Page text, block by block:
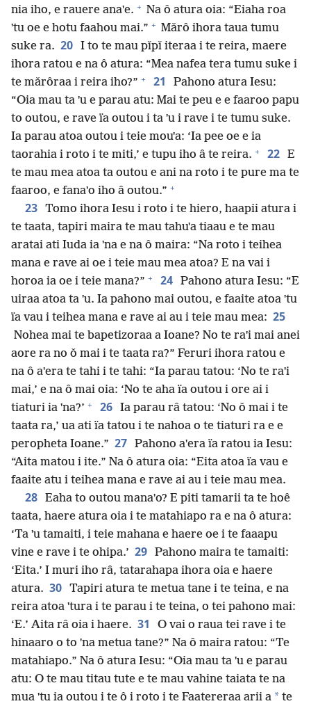
nia iho, e rauere anaˈe. + Na ô atura oia: “Eiaha roa
ˈtu oe e hotu faahou mai.” + Mǎrô ihora taua tumu
suke ra. 20 I to te mau pǐpǐ iteraa i te reira, maere
ihora ratou e na ô atura: “Mea nafea tera tumu suke i
te mǎrôraa i reira iho?” + 21
Pahono atura Iesu:
“Oia mau ta ˈu e parau atu: Mai te peu e e faaroo papu
to outou, e rave ïa outou i ta ˈu i rave i te tumu suke.
Ia parau atoa outou i teie mouˈa: ‘Ia pee oe e ia
taorahia i roto i te miti,’ e tupu iho â te reira. + 22 E
te mau mea atoa ta outou e ani na roto i te pure ma te
faaroo, e fanaˈo iho â outou.” +
23 Tomo ihora Iesu i roto i te hiero, haapii atura i
te taata, tapiri maira te mau tahuˈa tiaau e te mau
aratai ati Iuda ia ˈna e na ô maira: “Na roto i teihea
mana e rave ai oe i teie mau mea atoa? E na vai i
horoa ia oe i teie mana?” + 24 Pahono atura Iesu: “E
uiraa atoa ta ˈu. Ia pahono mai outou, e faaite atoa ˈtu
ïa vau i teihea mana e rave ai au i teie mau mea: 25
Nohea mai te bapetizoraa a Ioane? No te raˈi mai anei
aore ra no ǒ mai i te taata ra?” Feruri ihora ratou e
na ô aˈera te tahi i te tahi: “Ia parau tatou: ‘No te raˈi
mai,’ e na ô mai oia: ‘No te aha ïa outou i ore ai i
tiaturi ia ˈna?’ + 26 Ia parau râ tatou: ‘No ǒ mai i te
taata ra,’ ua ati ïa tatou i te nahoa o te tiaturi ra e e
peropheta Ioane.” 27 Pahono aˈera ïa ratou ia Iesu:
“Aita matou i ite.” Na ô atura oia: “Eita atoa ïa vau e
faaite atu i teihea mana e rave ai au i teie mau mea.
28 Eaha to outou manaˈo? E piti tamarii ta te hoê
taata, haere atura oia i te matahiapo ra e na ô atura:
‘Ta ˈu tamaiti, i teie mahana e haere oe i te faaapu
vine e rave i te ohipa.’ 29 Pahono maira te tamaiti:
‘Eita.’ I muri iho râ, tatarahapa ihora oia e haere
atura. 30 Tapiri atura te metua tane i te teina, e na
reira atoa ˈtura i te parau i te teina, o tei pahono mai:
‘E.’ Aita râ oia i haere. 31
O vai o raua tei rave i te
hinaaro o to ˈna metua tane?” Na ô maira ratou: “Te
matahiapo.” Na ô atura Iesu: “Oia mau ta ˈu e parau
atu: O te mau titau tute e te mau vahine taiata te na
mua ˈtu ia outou i te ô i roto i te Faatereraa arii a * te